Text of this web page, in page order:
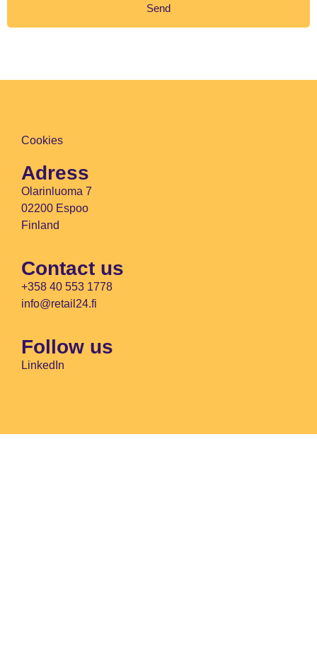
Send
Cookies
Adress
Olarinluoma 7
02200 Espoo
Finland
Contact us
+358 40 553 1778
info@retail24.fi
Follow us
LinkedIn